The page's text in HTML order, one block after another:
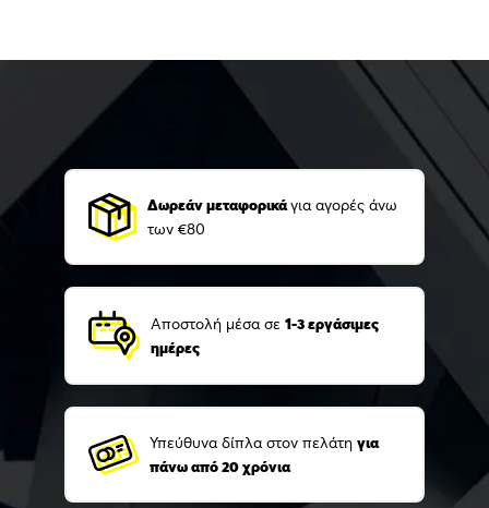
Δωρεάν μεταφορικάγια αγορές άνω
των €80
Αποστολή μέσα σε 1-3 εργάσιμες
ημέρες
Υπεύθυνα δίπλα στον πελάτη για
πάνω από 20 χρόνια